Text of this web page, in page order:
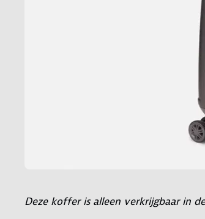
Deze koffer is alleen verkrijgbaar in